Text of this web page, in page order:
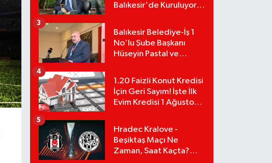
Balıkesir'de Kuruluyor!
Bağışlarını Başlattı!
Balıkesir Belediye-İş 1
No'lu Şube Başkanı
Hüseyin Pastal ve
3
1.20 Faizli Konut Kredisi
İçin Geri Sayım! İşte İlk
Evim Kredisi 1 Ağustos
4
Hradec Kralove -
Beşiktaş Maçı Ne
Zaman, Saat Kaçta?
5